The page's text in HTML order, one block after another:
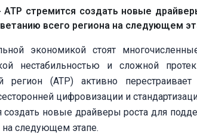
- АТР стремится создать новые
всего региона на следующем
экономикой стоят
нестабильностью и сложной
регион (АТР) активно
цифровизации и
создать новые драйверы роста для
на следующем этапе.